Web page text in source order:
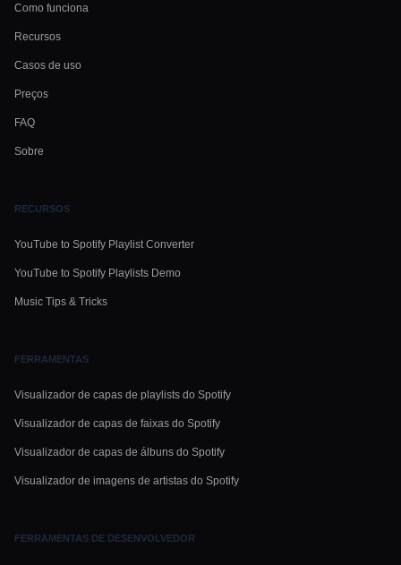
Como funciona
Recursos
Casos de uso
Preços
FAQ
Sobre
RECURSOS
YouTube to Spotify Playlist Converter
YouTube to Spotify Playlists Demo
Music Tips & Tricks
FERRAMENTAS
Visualizador de capas de playlists do Spotify
Visualizador de capas de faixas do Spotify
Visualizador de capas de álbuns do Spotify
Visualizador de imagens de artistas do Spotify
FERRAMENTAS DE DESENVOLVEDOR